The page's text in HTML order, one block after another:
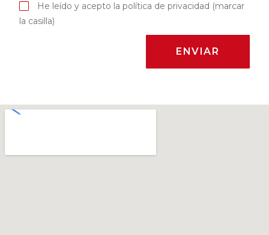
He leído y acepto la política de privacidad (marcar
la casilla)
ENVIAR